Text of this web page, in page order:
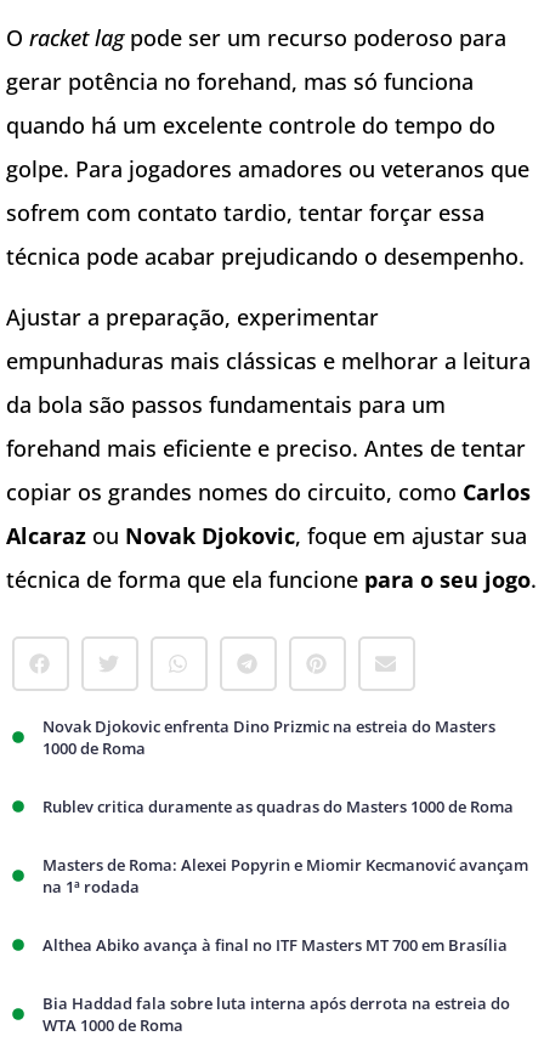
O racket lagpode ser um recurso poderoso para
gerar potência no forehand, mas só funciona
quando há um excelente controle do tempo do
golpe. Para jogadores amadores ou veteranos que
sofrem com contato tardio, tentar forçar essa
técnica pode acabar prejudicando o desempenho.
Ajustar a preparação, experimentar
empunhaduras mais clássicas e melhorar a leitura
da bola são passos fundamentais para um
forehand mais eficiente e preciso. Antes de tentar
copiar os grandes nomes do circuito, como Carlos
Alcaraz ou Novak Djokovic, foque em ajustar sua
técnica de forma que ela funcione para o seu jogo.
Novak Djokovic enfrenta Dino Prizmic na estreia do Masters
1000 de Roma
Rublev critica duramente as quadras do Masters 1000 de Roma
Masters de Roma: Alexei Popyrin e Miomir Kecmanović avançam
na 1ª rodada
Althea Abiko avança à final no ITF Masters MT 700 em Brasília
Bia Haddad fala sobre luta interna após derrota na estreia do
WTA 1000 de Roma